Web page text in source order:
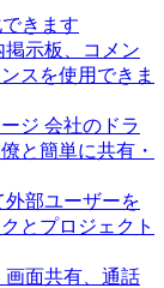
きます
示板、コメン
スを使用できま
ジ 会社のドラ
と簡単に共有・
部ユーザーを
とプロジェクト
画面共有、通話